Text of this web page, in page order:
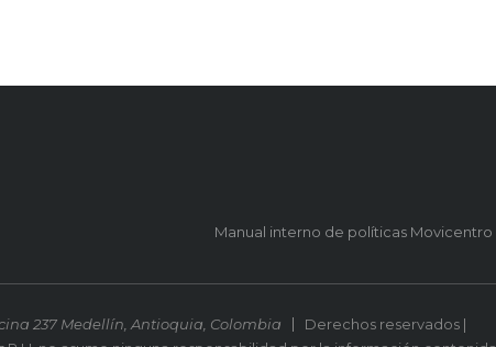
Manual interno de políticas Movicentro
237 Medellín, Antioquia, Colombia
Derechos reservados |